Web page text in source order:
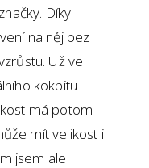
Díky
na něj bez
Už ve
kokpitu
má potom
mít velikost i
jsem ale